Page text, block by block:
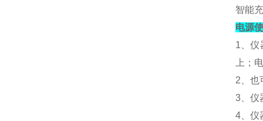
智能
电源
1、仪
上；
2、也
3、仪
4、仪